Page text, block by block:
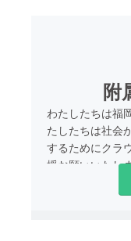
附
わたしたちは福
たしたちは社会
するためにクラ
援お願いいたし